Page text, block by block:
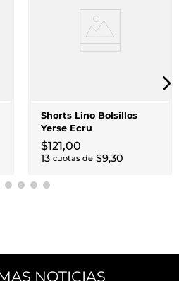
Shorts Lino Bolsillos
Yerse Ecru
$121,00
13 cuotas de $9,30
NOTICIAS